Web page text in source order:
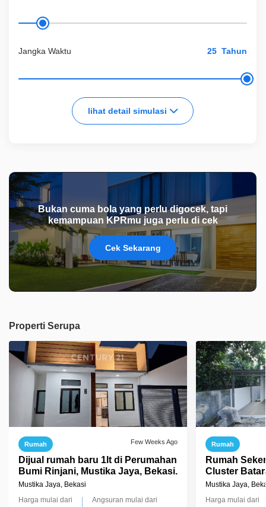
Jangka Waktu Tahun
lihat detail simulasi
Bukan cuma bola yang perlu digocek, tapi
kemampuan KPRmu juga perlu di cek
Cek Sekarang
Properti Serupa
Rumah Few Weeks Ago
Dijual rumah baru 1lt di Perumahan
Bumi Rinjani, Mustika Jaya, Bekasi.
Mustika Jaya, Bekasi
Harga mulai dari
Angsuran mulai dari
Rumah
Rumah
Cluster
di
Mustika Jaya,
Harga mulai dari